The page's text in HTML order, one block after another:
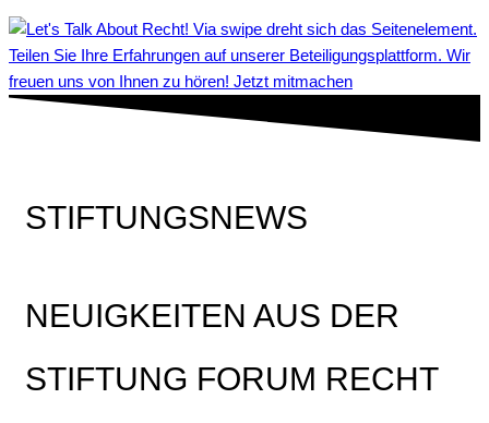
Teilen Sie Ihre Erfahrungen auf unserer Beteiligungsplattform. Wir
freuen uns von Ihnen zu hören! Jetzt mitmachen
STIFTUNGSNEWS
NEUIGKEITEN AUS DER
STIFTUNG FORUM RECHT